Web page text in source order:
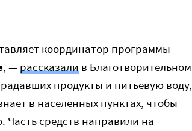
координатор программы
, —рассказали в Благотворительном
продукты и питьевую воду,
в населенных пунктах, чтобы
Часть средств направили на